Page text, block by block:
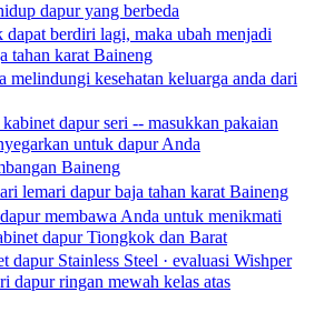
dapur yang berbeda
dapat berdiri lagi, maka ubah menjadi
tahan karat Baineng
melindungi kesehatan keluarga anda dari
dapur seri -- masukkan pakaian
untuk dapur Anda
Baineng
lemari dapur baja tahan karat Baineng
membawa Anda untuk menikmati
dapur Tiongkok dan Barat
dapur Stainless Steel · evaluasi Wishper
dapur ringan mewah kelas atas